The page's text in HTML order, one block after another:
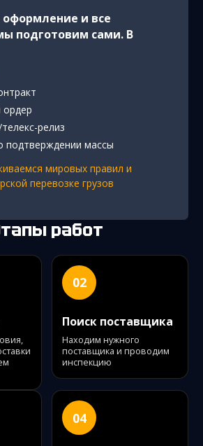
и все
подготовим сами. В
ордер
релиз
подтверждении массы
мировых правил и
перевозке грузов
Этапы работ
02
Поиск поставщика
Находим нужного
поставщика и проводим
инспекцию
04